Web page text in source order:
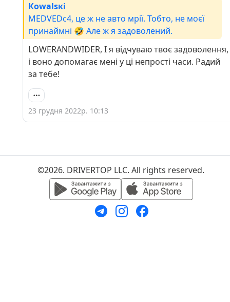
Кowаlsкі
MEDVEDc4, це ж не авто мрії. Тобто, не моєї
принаймні 🤣 Але ж я задоволений.
LOWERANDWIDER, І я відчуваю твоє задоволення,
і воно допомагає мені у ці непрості часи. Радий
за тебе!
23 грудня 2022р. 10:13
©2026. DRIVERTOP LLC. All rights reserved.